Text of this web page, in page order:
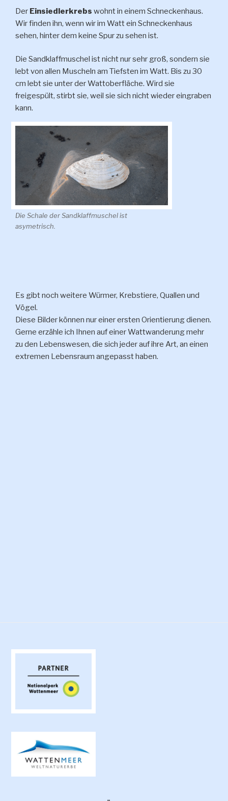
Der Einsiedlerkrebs wohnt in einem Schneckenhaus.
Wir finden ihn, wenn wir im Watt ein Schneckenhaus
sehen, hinter dem keine Spur zu sehen ist.
Die Sandklaffmuschel ist nicht nur sehr groß, sondern sie
lebt von allen Muscheln am Tiefsten im Watt. Bis zu 30
cm lebt sie unter der Wattoberfläche. Wird sie
freigespült, stirbt sie, weil sie sich nicht wieder eingraben
kann.
Die Schale der Sandklaffmuschel ist
asymetrisch.
Es gibt noch weitere Würmer, Krebstiere, Quallen und
Vögel.
Diese Bilder können nur einer ersten Orientierung dienen.
Gerne erzähle ich Ihnen auf einer Wattwanderung mehr
zu den Lebenswesen, die sich jeder auf ihre Art, an einen
extremen Lebensraum angepasst haben.